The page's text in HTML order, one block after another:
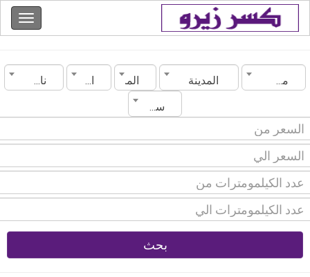
مصر المدينة الماركة الموديل
ناقل الحركة
سنة الصنع
بحث